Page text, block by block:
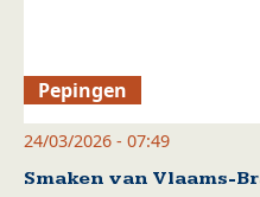
Pepingen
24/03/2026 - 07:49
Smaken van Vlaams-